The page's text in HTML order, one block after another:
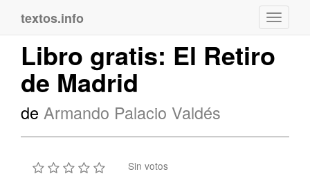
textos.info
Libro gratis: El Retiro
de Madrid
de Armando Palacio Valdés
Sin votos